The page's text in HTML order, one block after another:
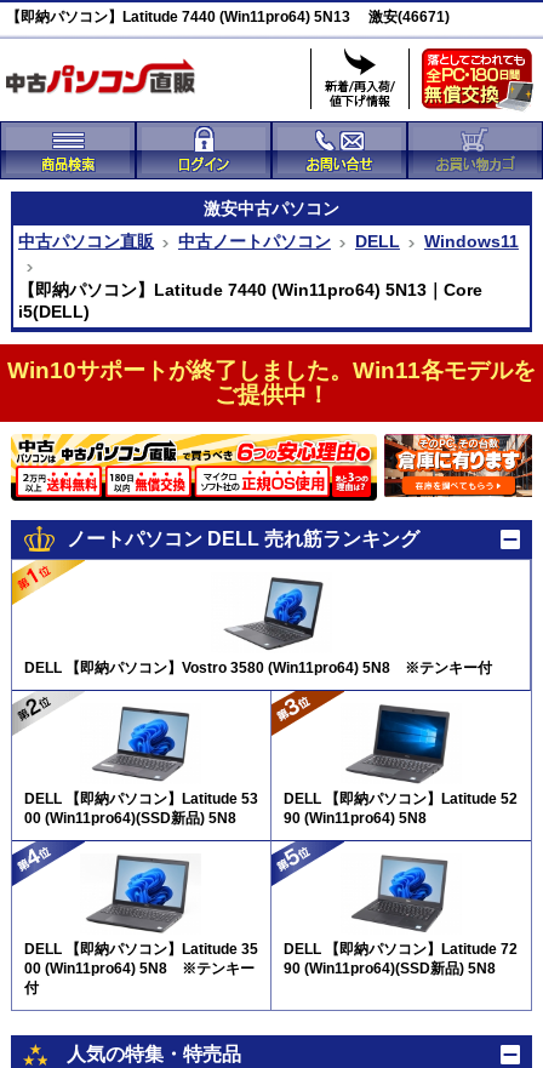
【即納パソコン】Latitude 7440 (Win11pro64) 5N13 激安(46671)
激安中古パソコン
中古パソコン直販
中古ノートパソコン DELL Windows11
【即納パソコン】Latitude 7440 (Win11pro64) 5N13｜Core
i5(DELL)
Win10サポートが終了しました。Win11各モデルを
ご提供中！
ノートパソコン DELL 売れ筋ランキング
DELL 【即納パソコン】Vostro 3580 (Win11pro64) 5N8 ※テンキー付
DELL 【即納パソコン】Latitude 53
00 (Win11pro64)(SSD新品) 5N8
DELL 【即納パソコン】Latitude 52
90 (Win11pro64) 5N8
DELL 【即納パソコン】Latitude 35
00 (Win11pro64) 5N8 ※テンキー
付
DELL 【即納パソコン】Latitude 72
90 (Win11pro64)(SSD新品) 5N8
人気の特集・特売品